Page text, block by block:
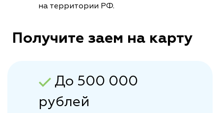
на территории РФ.
Получите заем на карту
До 500 000
рублей